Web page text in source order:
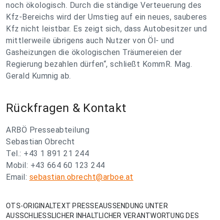
noch ökologisch. Durch die ständige Verteuerung des
Kfz-Bereichs wird der Umstieg auf ein neues, sauberes
Kfz nicht leistbar. Es zeigt sich, dass Autobesitzer und
mittlerweile übrigens auch Nutzer von Öl- und
Gasheizungen die ökologischen Träumereien der
Regierung bezahlen dürfen“, schließt KommR. Mag.
Gerald Kumnig ab.
Rückfragen & Kontakt
ARBÖ Presseabteilung
Sebastian Obrecht
Tel.: +43 1 891 21 244
Mobil: +43 664 60 123 244
Email: sebastian.obrecht@arboe.at
OTS-ORIGINALTEXT PRESSEAUSSENDUNG UNTER
AUSSCHLIESSLICHER INHALTLICHER VERANTWORTUNG DES